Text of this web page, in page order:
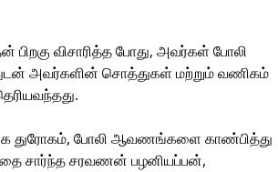
விசாரித்த போது, அவர்கள் போலி
அவர்களின் சொத்துகள் மற்றும் வணிகம்
துரோகம், போலி ஆவணங்களை காண்பித்து
சார்ந்த சரவணன் பழனியப்பன்,